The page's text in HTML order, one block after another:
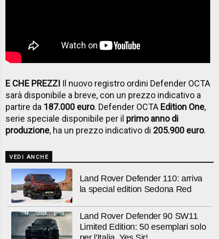
E CHE PREZZI Il nuovo registro ordini Defender OCTA
sarà disponibile a breve, con un prezzo indicativo a
partire da 187.000 euro. Defender OCTA Edition One,
serie speciale disponibile per il primo anno di
produzione, ha un prezzo indicativo di 205.900 euro.
VEDI ANCHE
Land Rover Defender 110: arriva
la special edition Sedona Red
Land Rover Defender 90 SW11
Limited Edition: 50 esemplari solo